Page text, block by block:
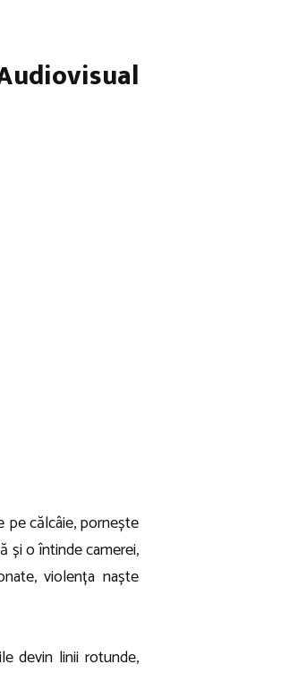
pe călcâie, pornește
și o întinde camerei,
violența naște
devin linii rotunde,